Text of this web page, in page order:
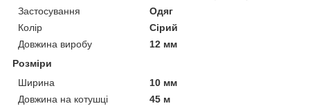
Застосування
Одяг
Колір
Сірий
Довжина виробу
12 мм
Розміри
Ширина
10 мм
Довжина на котушці
45 м